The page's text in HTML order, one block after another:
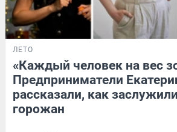
ЛЕТО
«Каждый человек на вес
Предприниматели
рассказали, как
горожан